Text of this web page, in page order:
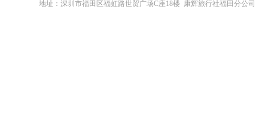
地址：深圳市福田区福虹路世贸广场C座18楼 康辉旅行社福田分公司